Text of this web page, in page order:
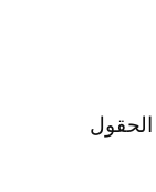
الحقول